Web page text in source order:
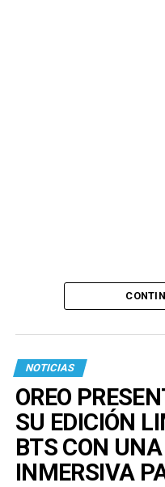
NOTICIAS
OREO
SU EDICIÓN
BTS CON
INMERSIVA